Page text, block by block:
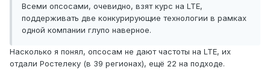
Всеми опсосами, очевидно, взят курс на LTE,
поддерживать две конкурирующие технологии в рамках
одной компании глупо наверное.
Насколько я понял, опсосам не дают частоты на LTE, их
отдали Ростелеку (в 39 регионах), ещё 22 на подходе.